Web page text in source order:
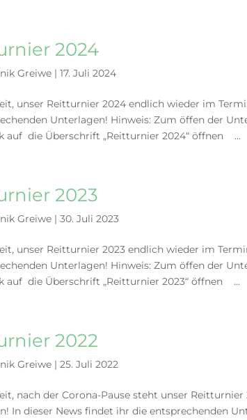
2024
Greiwe |17. Juli 2024
unser Reitturnier 2024 endlich wieder im
Unterlagen! Hinweis: Zum öffen der
auf die Überschrift „Reitturnier 2024“ öffnen ...
2023
Greiwe |30. Juli 2023
unser Reitturnier 2023 endlich wieder im
Unterlagen! Hinweis: Zum öffen der
auf die Überschrift „Reitturnier 2023“ öffnen ...
2022
Greiwe |25. Juli 2022
nach der Corona-Pause steht unser
In dieser News findet ihr die entsprechenden